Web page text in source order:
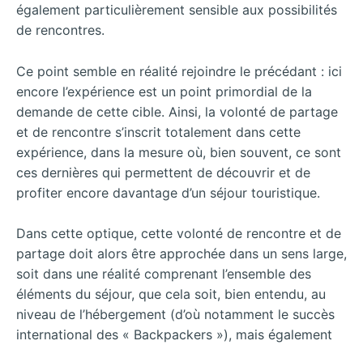
également particulièrement sensible aux possibilités
de rencontres.
Ce point semble en réalité rejoindre le précédant : ici
encore l’expérience est un point primordial de la
demande de cette cible. Ainsi, la volonté de partage
et de rencontre s’inscrit totalement dans cette
expérience, dans la mesure où, bien souvent, ce sont
ces dernières qui permettent de découvrir et de
profiter encore davantage d’un séjour touristique.
Dans cette optique, cette volonté de rencontre et de
partage doit alors être approchée dans un sens large,
soit dans une réalité comprenant l’ensemble des
éléments du séjour, que cela soit, bien entendu, au
niveau de l’hébergement (d’où notamment le succès
international des « Backpackers »), mais également